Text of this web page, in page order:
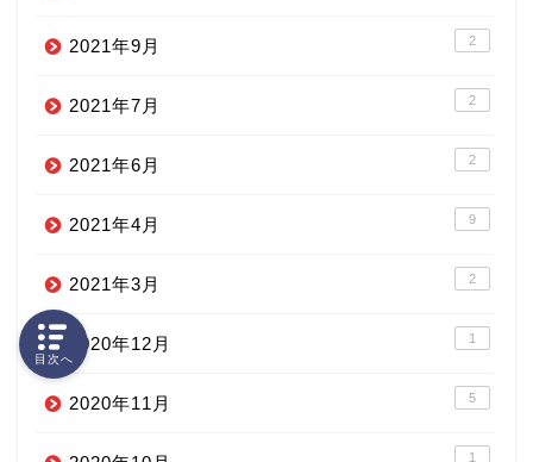
2021年9月 2
2021年7月 2
2021年6月 2
2021年4月 9
2021年3月 2
2020年12月 1
2020年11月 5
1
目次へ